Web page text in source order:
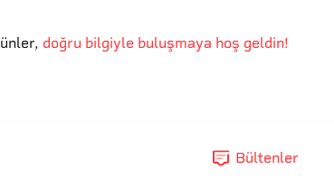
, doğru bilgiyle buluşmaya hoş geldin!
Bültenler